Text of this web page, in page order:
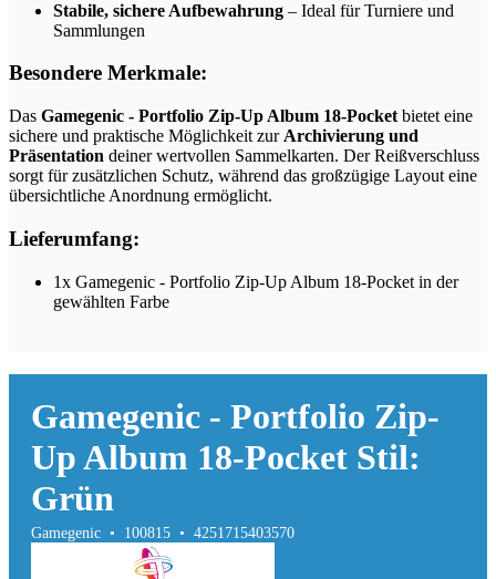
Stabile, sichere Aufbewahrung – Ideal für Turniere und
Sammlungen
Besondere Merkmale:
Das Gamegenic - Portfolio Zip-Up Album 18-Pocket bietet eine
sichere und praktische Möglichkeit zur Archivierung und
Präsentation deiner wertvollen Sammelkarten. Der Reißverschluss
sorgt für zusätzlichen Schutz, während das großzügige Layout eine
übersichtliche Anordnung ermöglicht.
Lieferumfang:
1x Gamegenic - Portfolio Zip-Up Album 18-Pocket in der
gewählten Farbe
Gamegenic - Portfolio Zip-
Up Album 18-Pocket Stil:
Grün
Gamegenic • 100815 • 4251715403570